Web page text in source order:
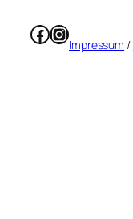
Facebook
Instagram
Impressum /